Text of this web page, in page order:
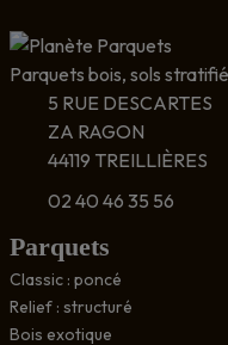
Parquets bois, sols
5 RUE DESCARTES
ZA RAGON
44119 TREILLIÈRES
02 40 46 35 56
Parquets
Classic : poncé
Relief : structuré
Bois exotique